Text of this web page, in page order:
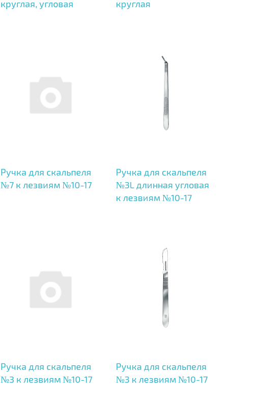
круглая, угловая
круглая
Ручка для скальпеля
№7 к лезвиям №10-17
Ручка для скальпеля
№3L длинная угловая
к лезвиям №10-17
Ручка для скальпеля
№3 к лезвиям №10-17
Ручка для скальпеля
№3 к лезвиям №10-17